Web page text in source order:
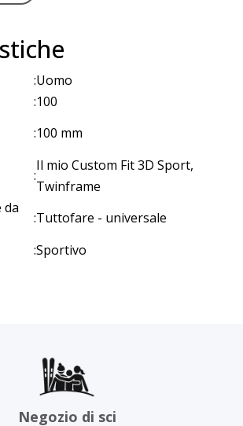
:Uomo
:100
:100 mm
:
Il mio Custom Fit 3D Sport,
Twinframe
da
:Tuttofare - universale
:Sportivo
Negozio di sci